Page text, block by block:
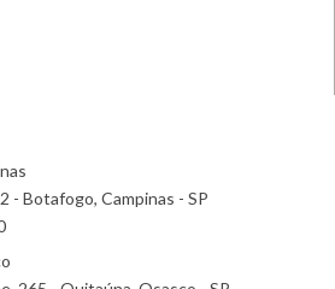
- Botafogo, Campinas - SP